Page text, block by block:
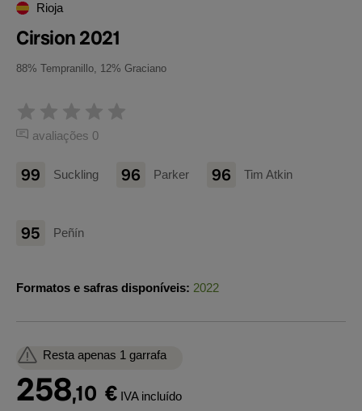
Rioja
Cirsion 2021
88% Tempranillo, 12% Graciano
avaliações 0
99 Suckling 96 Parker 96 Tim Atkin
95 Peñín
Formatos e safras disponíveis: 2022
Resta apenas 1 garrafa
258,10 € IVA incluído